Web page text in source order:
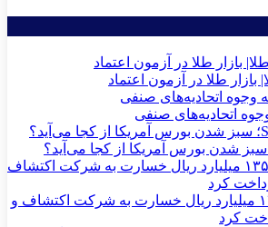
بازار طلا در آزمون اعتماد
اتحادیه‌های صنفی
بیمه سامان بیش از ۱۳۵ میلیارد ریال خسارت به شرکت اکتشاف و
کرد